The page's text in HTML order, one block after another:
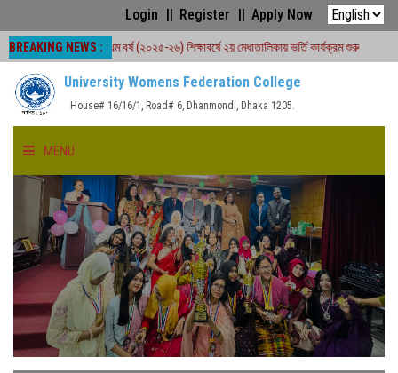
Login Register Apply Now
BREAKING NEWS :
#অনার্স প্রথম বর্ষ (২০২৫-২৬) শিক্ষাবর্ষে ২য় মেধাতালিকায় ভর্তি কার্যক্রম শুরু #একাদশ
University Womens Federation College
House# 16/16/1, Road# 6, Dhanmondi, Dhaka 1205.
MENU
HOME
ABOUT US
FACULTIES
ACADEMICS